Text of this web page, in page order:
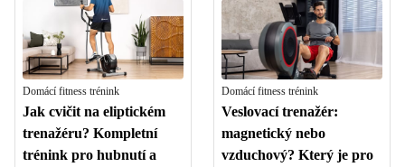
Domácí fitness trénink
Jak cvičit na eliptickém
trenažéru? Kompletní
trénink pro hubnutí a
Domácí fitness trénink
Veslovací trenažér:
magnetický nebo
vzduchový? Který je pro